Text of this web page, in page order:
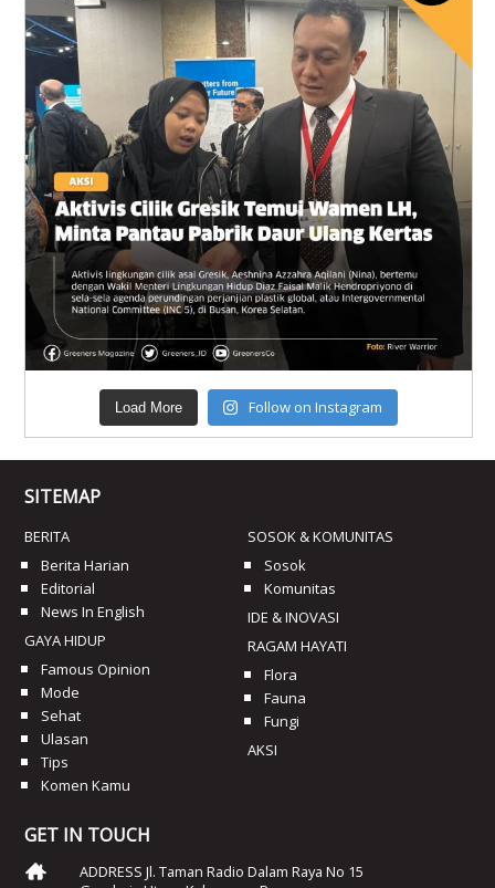
Load More Follow on Instagram
SITEMAP
BERITA
Berita Harian
Editorial
News In English
GAYA HIDUP
Famous Opinion
Mode
Sehat
Ulasan
Tips
Komen Kamu
SOSOK & KOMUNITAS
Sosok
Komunitas
IDE & INOVASI
RAGAM HAYATI
Flora
Fauna
Fungi
AKSI
GET IN TOUCH
ADDRESS Jl. Taman Radio Dalam Raya No 15